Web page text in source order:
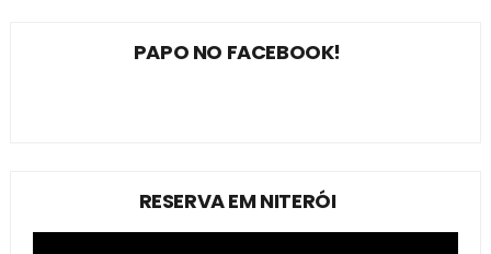
PAPO NO FACEBOOK!
RESERVA EM NITERÓI